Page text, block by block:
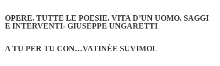
OPERE. TUTTE LE POESIE. VITA D’UN UOMO. SAGGI
E INTERVENTI- GIUSEPPE UNGARETTI
A TU PER TU CON…VATINÈE SUVIMOL